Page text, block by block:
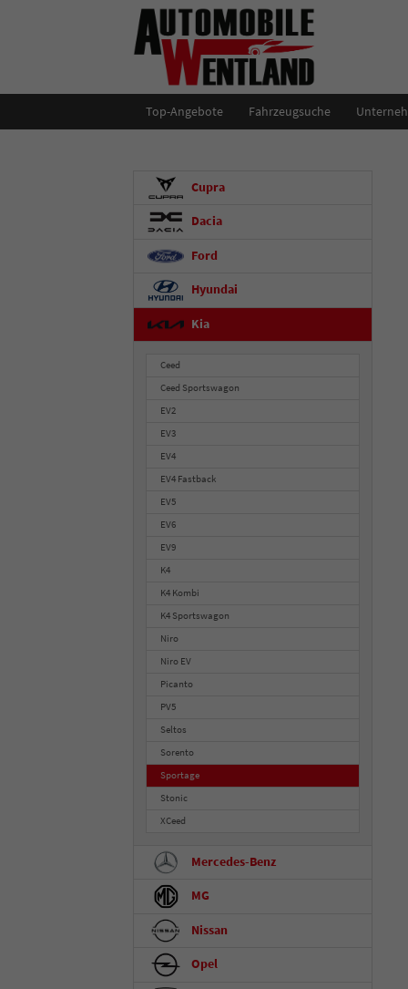
Top-Angebote Fahrzeugsuche
Cupra
Dacia
Ford
Hyundai
Kia
Ceed
Ceed Sportswagon
EV2
EV3
EV4
EV4 Fastback
EV5
EV6
EV9
K4
K4 Kombi
K4 Sportswagon
Niro
Niro EV
Picanto
PV5
Seltos
Sorento
Sportage
Stonic
XCeed
Mercedes-Benz
MG
Nissan
Opel